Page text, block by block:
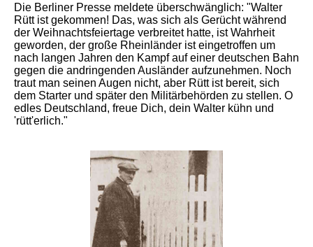
Die Berliner Presse meldete überschwänglich: "Walter
Rütt ist gekommen! Das, was sich als Gerücht während
der Weihnachtsfeiertage verbreitet hatte, ist Wahrheit
geworden, der große Rheinländer ist eingetroffen um
nach langen Jahren den Kampf auf einer deutschen Bahn
gegen die andringenden Ausländer aufzunehmen. Noch
traut man seinen Augen nicht, aber Rütt ist bereit, sich
dem Starter und später den Militärbehörden zu stellen. O
edles Deutschland, freue Dich, dein Walter kühn und
'rütt'erlich."